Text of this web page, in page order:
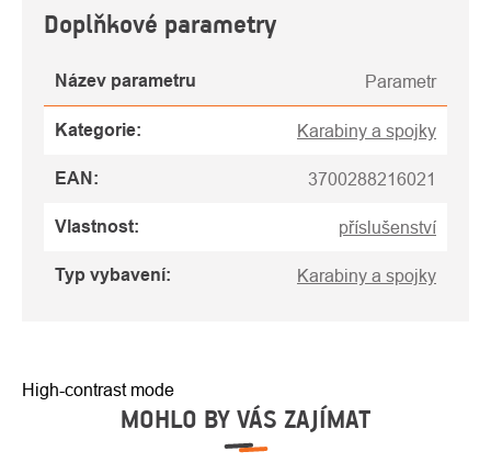
Doplňkové parametry
Název parametru Parametr
Kategorie: Karabiny a spojky
EAN : 3700288216021
Vlastnost: příslušenství
Typ vybavení: Karabiny a spojky
High-contrast mode
MOHLO BY VÁS ZAJÍMAT